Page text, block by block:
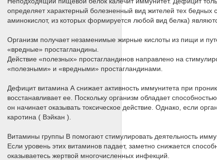
определяет характерный болезненный вид жителей тех
аминокислот, из которых формируется любой вид белка)
Организм получает незаменимые жирные кислоты из пищи и
«вредные» простагландины.
Действие «полезных» простагландинов направлено на
«полезными» и «вредными» простагландинами.
Дефицит витамина А снижает активность иммунитета при
восстанавливает ее. Поскольку организм обладает
он начинает оказывать токсическое действие. Однако, если
каротина ( Вэйкан ).
Витамины группы В помогают стимулировать деятельность
Если уровень этих витаминов падает, заметно снижается
оказываетесь жертвой многочисленных инфекций.